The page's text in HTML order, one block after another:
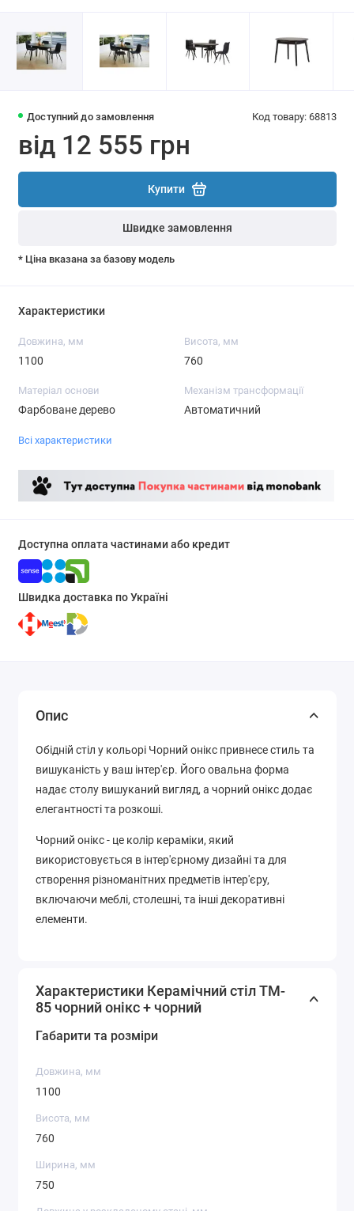
Доступний до замовлення Код товару: 68813
від 12 555 грн
Купити
Швидке замовлення
* Ціна вказана за базову модель
Характеристики
Довжина, мм
1100
Висота, мм
760
Матеріал основи
Фарбоване дерево
Механізм трансформації
Автоматичний
Всі характеристики
Доступна оплата частинами або кредит
Швидка доставка по Україні
Опис
Обідній стіл у кольорі Чорний онікс привнесе стиль та
вишуканість у ваш інтер'єр. Його овальна форма
надає столу вишуканий вигляд, а чорний онікс додає
елегантності та розкоші.
Чорний онікс - це колір кераміки, який
використовується в інтер'єрному дизайні та для
створення різноманітних предметів інтер'єру,
включаючи меблі, столешні, та інші декоративні
елементи.
Характеристики Керамічний стіл TM-
85 чорний онікс + чорний
Габарити та розміри
Довжина, мм
1100
Висота, мм
760
Ширина, мм
750